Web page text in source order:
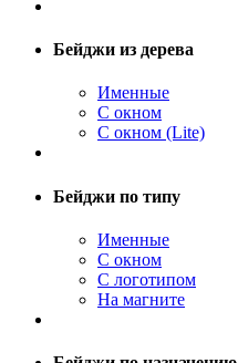
Бейджи из дерева
Именные
С окном
С окном (Lite)
Бейджи по типу
Именные
С окном
С логотипом
На магните